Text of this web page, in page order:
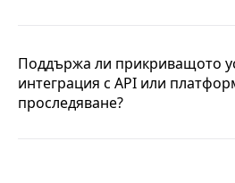
Поддържа ли прикриващото
интеграция с API или
проследяване?